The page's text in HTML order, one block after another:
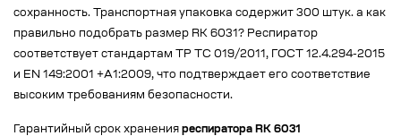
сохранность. Транспортная упаковка содержит 300 штук. а как
правильно подобрать размер RK 6031? Респиратор
соответствует стандартам ТР ТС 019/2011, ГОСТ 12.4.294-2015
и EN 149:2001 +A1:2009, что подтверждает его соответствие
высоким требованиям безопасности.
Гарантийный срок хранения респиратора RK 6031